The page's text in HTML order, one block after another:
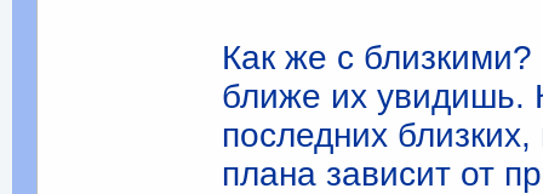
Как же с
ближе их увидишь.
последних
плана зависит от